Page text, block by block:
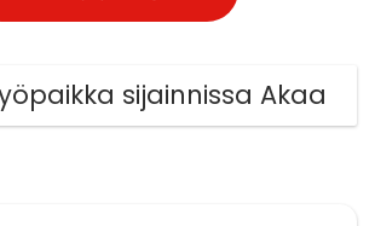
sijainnissa Akaa